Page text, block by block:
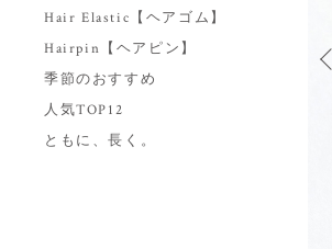
Hair Elastic【ヘアゴム】
Hairpin【ヘアピン】
季節のおすすめ
人気TOP12
ともに、長く。